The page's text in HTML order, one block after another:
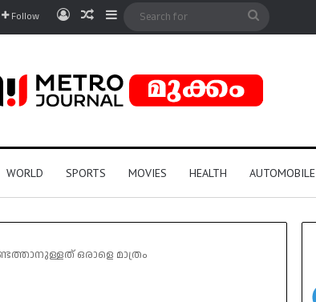
Follow Log InRandom Article
Sidebar
Search
WORLD SPORTS MOVIES HEALTH AUTOMOBILE
ഒരാളെ മാത്രം